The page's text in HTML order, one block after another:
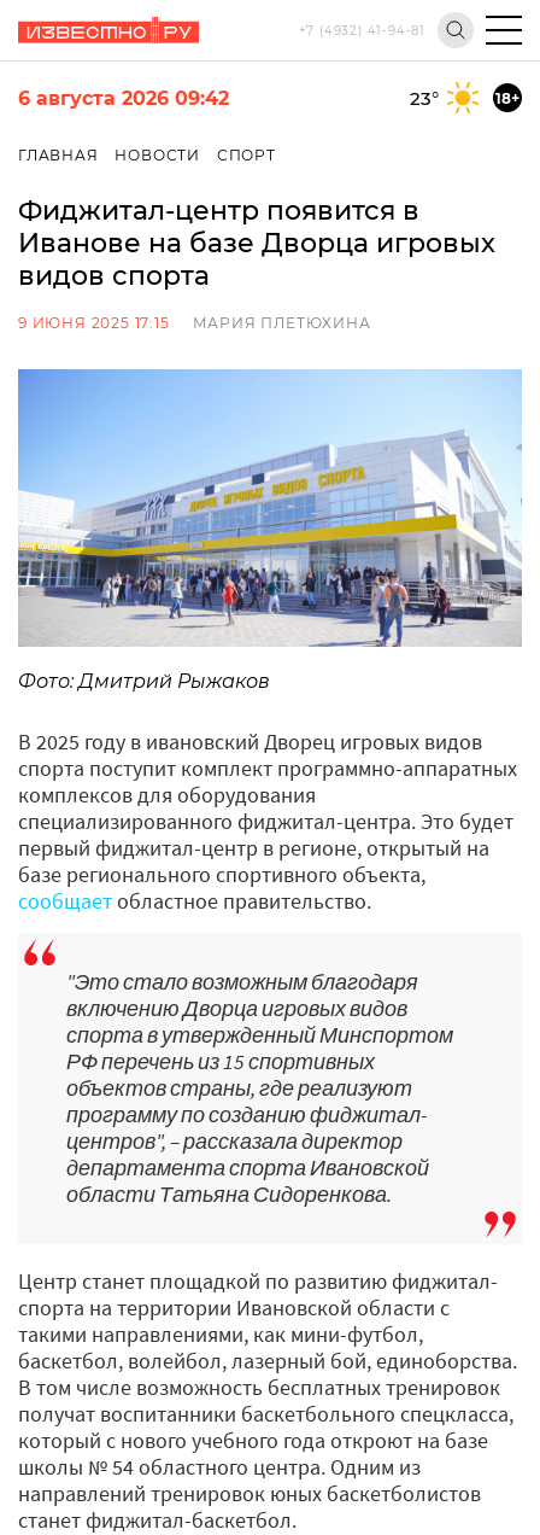
+7 (4932) 41-94-81
6 августа 2026 09:42 23° 18+
ГЛАВНАЯ НОВОСТИ СПОРТ
Фиджитал-центр появится в
Иванове на базе Дворца игровых
видов спорта
9 ИЮНЯ 2025 17:15 МАРИЯ ПЛЕТЮХИНА
Фото: Дмитрий Рыжаков
В 2025 году в ивановский Дворец игровых видов
спорта поступит комплект программно-аппаратных
комплексов для оборудования
специализированного фиджитал-центра. Это будет
первый фиджитал-центр в регионе, открытый на
базе регионального спортивного объекта,
сообщаетобластное правительство.
"Это стало возможным благодаря
включению Дворца игровых видов
спорта в утвержденный Минспортом
РФ перечень из 15 спортивных
объектов страны, где реализуют
программу по созданию фиджитал-
центров", – рассказала директор
департамента спорта Ивановской
области Татьяна Сидоренкова.
Центр станет площадкой по развитию фиджитал-
спорта на территории Ивановской области с
такими направлениями, как мини-футбол,
баскетбол, волейбол, лазерный бой, единоборства.
В том числе возможность бесплатных тренировок
получат воспитанники баскетбольного спецкласса,
который с нового учебного года откроют на базе
школы № 54 областного центра. Одним из
направлений тренировок юных баскетболистов
станет фиджитал-баскетбол.